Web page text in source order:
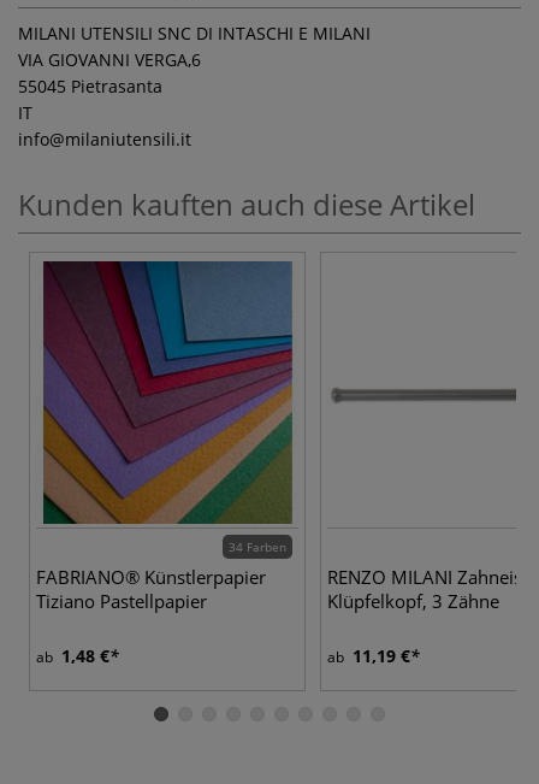
MILANI UTENSILI SNC DI INTASCHI E MILANI
VIA GIOVANNI VERGA,6
55045 Pietrasanta
IT
info@milaniutensili.it
Kunden kauften auch diese Artikel
34 Farben
FABRIANO® Künstlerpapier
Tiziano Pastellpapier
ab 1,48 €
RENZO MILANI
Klüpfelkopf, 3 Zähne
ab 11,19 €